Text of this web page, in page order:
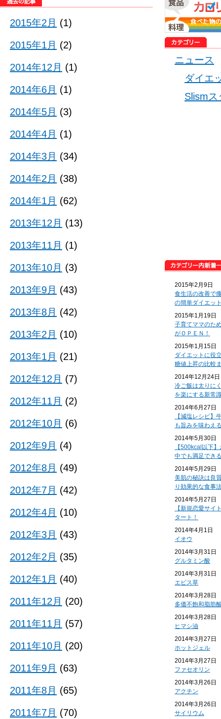
ニュース
ダイエ
Slism
2015年2月9日
食生活の改善で
の簡単ダイエッ
2015年1月19日
子育てママのた
がＯＰＥＮ！
2015年1月15日
ダイエットに役
糖値上昇の比較
2014年12月24日
冷ご飯は太りに
を楽にする新常
2014年6月27日
【減塩レシピ】
も旨みを味わえ
2014年5月30日
【500kcal以下
中でも満足でき
2014年5月29日
美肌の秘訣は良
り効果的な食事
2014年5月27日
【新規恋愛サイ
タート！
2014年4月1日
イオウ
2014年3月31日
グルタミン酸
2014年3月31日
エビス草
2014年3月28日
多価不飽和脂肪
2014年3月28日
ヒマシ油
2014年3月27日
ホットジェル
2014年3月27日
ファセオリン
2014年3月26日
アクチン
2014年3月26日
サイリウム
2015年2月 (1)
2015年1月 (2)
2014年12月 (1)
2014年6月 (1)
2014年5月 (3)
2014年4月 (1)
2014年3月 (34)
2014年2月 (38)
2014年1月 (62)
2013年12月 (13)
2013年11月 (1)
2013年10月 (3)
2013年9月 (43)
2013年8月 (42)
2013年2月 (10)
2013年1月 (21)
2012年12月 (7)
2012年11月 (2)
2012年10月 (6)
2012年9月 (4)
2012年8月 (49)
2012年7月 (42)
2012年4月 (10)
2012年3月 (43)
2012年2月 (35)
2012年1月 (40)
2011年12月 (20)
2011年11月 (57)
2011年10月 (20)
2011年9月 (63)
2011年8月 (65)
2011年7月 (70)